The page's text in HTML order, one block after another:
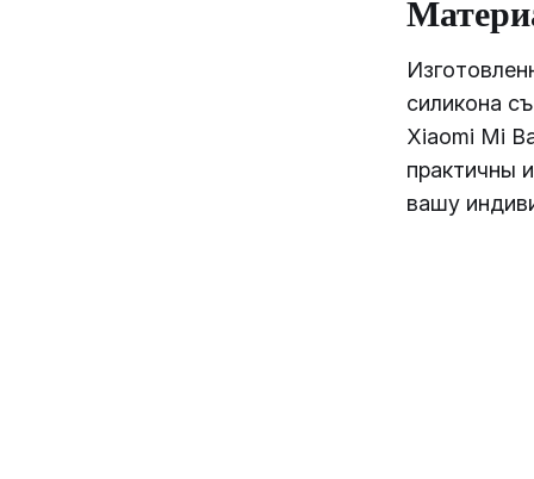
силикона
Xiaomi Mi
практичны
вашу